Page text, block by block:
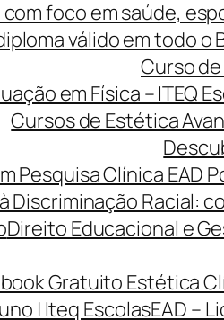
foco em saúde,
válido em todo o
Curso
em Física – ITEQ
Cursos de Estética
Pesquisa Clínica EAD
Discriminação Racial:
Direito Educacional e
Gratuito Estética
| Iteq EscolasEAD –